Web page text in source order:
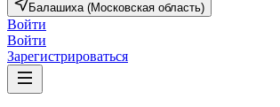
Балашиха (Московская область)
Войти
Войти
Зарегистрироваться